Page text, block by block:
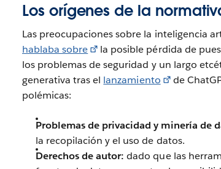
Los orígenes de la
Las preocupaciones sobre la inteligencia
hablaba sobre
la posible pérdida de
los problemas de seguridad y un largo
generativa tras el lanzamiento
de
polémicas:
Problemas de privacidad y minería de
la recopilación y el uso de datos.
Derechos de autor: dado que las